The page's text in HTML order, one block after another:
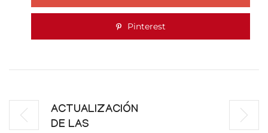
Pinterest
ACTUALIZACIÓN
DE LAS